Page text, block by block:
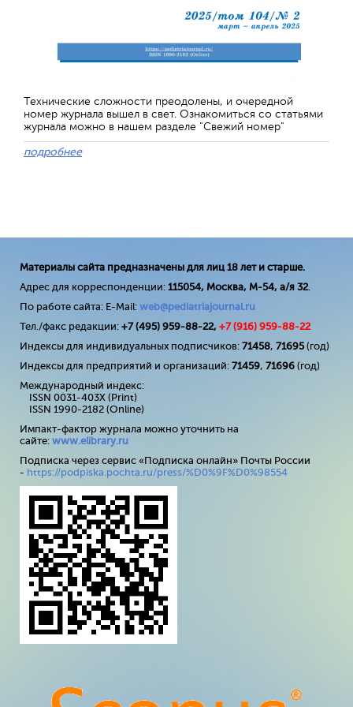
Технические сложности преодолены, и очередной
номер журнала вышел в свет. Ознакомиться со статьями
журнала можно в нашем разделе "Свежий номер"
подробнее
Материалы сайта предназначены для лиц 18 лет и старше.
Адрес для корреспонденции: 115054, Москва, М-54, а/я 32.
По работе сайта: E-Mail: web@pediatriajournal.ru
Тел./факс редакции: +7 (495) 959-88-22, +7 (916) 959-88-22
Индексы для индивидуальных подписчиков: 71458, 71695(год)
Индексы для предприятий и организаций: 71459, 71696 (год)
Международный индекс:
ISSN 0031-403X (Print)
ISSN 1990-2182 (Online)
Импакт-фактор журнала можно уточнить на
сайте: www.elibrary.ru
Подписка через сервис «Подписка онлайн» Почты России
- https://podpiska.pochta.ru/press/%D0%9F%D0%98554